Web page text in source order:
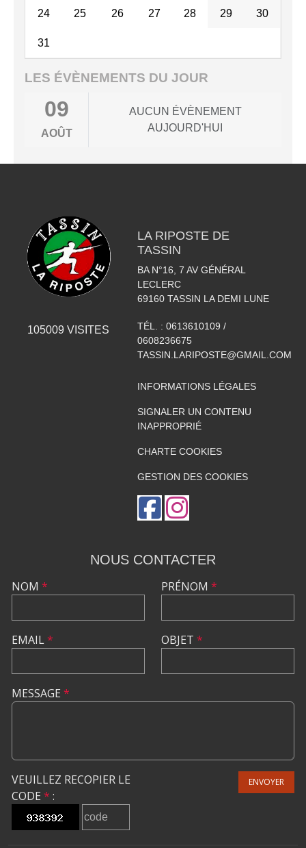
24 25 26 27 28 29 30
31
LES ÉVÈNEMENTS DU JOUR
09
AOÛT
AUCUN ÉVÈNEMENT
AUJOURD'HUI
105009 VISITES
LA RIPOSTE DE
TASSIN
BA N°16, 7 AV GÉNÉRAL
LECLERC
69160 TASSIN LA DEMI LUNE
TÉL. : 0613610109 /
0608236675
TASSIN.LARIPOSTE@GMAIL.COM
INFORMATIONS LÉGALES
SIGNALER UN CONTENU
INAPPROPRIÉ
CHARTE COOKIES
GESTION DES COOKIES
NOUS CONTACTER
NOM *
EMAIL*
PRÉNOM *
OBJET *
MESSAGE *
VEUILLEZ RECOPIER LE
CODE * :
ENVOYER